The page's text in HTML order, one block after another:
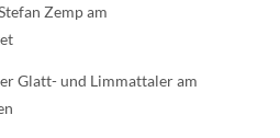
Zemp am
Glatt- und Limmattaler am